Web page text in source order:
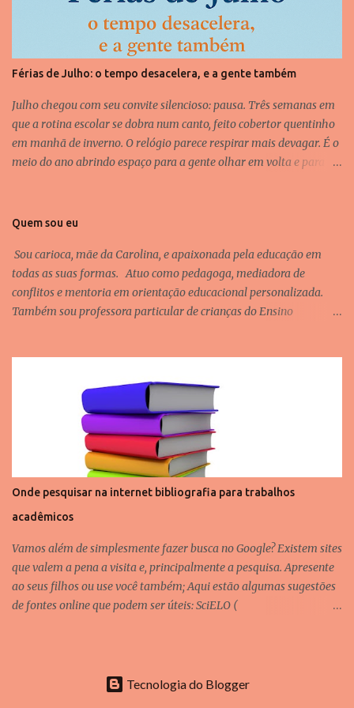
Férias de Julho: o tempo desacelera, e a gente também
Julho chegou com seu convite silencioso: pausa. Três semanas em
que a rotina escolar se dobra num canto, feito cobertor quentinho
em manhã de inverno. O relógio parece respirar mais devagar. É o
meio do ano abrindo espaço para a gente olhar em volta e para
risada no meio da tarde. Tem mesa desarrumada por mais tempo.
verdadeiro não precisa de grandes planos. Precisa de tempo, de
presença, de liberdade. É no brincar que as crianças descansam por
dentro. Elas revivem o que aprenderam, elaboram o que sentiram,
testam jeitos novos de ser. Brincar é linguagem, é conexão. E as
reler bilhetes antig...
Quem sou eu
Sou carioca, mãe da Carolina, e apaixonada pela educação em
todas as suas formas. Atuo como pedagoga, mediadora de
conflitos e mentoria em orientação educacional personalizada.
Também sou professora particular de crianças do Ensino
Alfabetização e Letramento. A Comunicação Não Violenta
transita por todas essas frentes, ajudando a criar ambientes de
estudo mais respeitosos e vínculos que fazem sentido. Produzo
materiais autorais, criei o projeto Amigo das Letras e mantenho
um podcast e um canal no YouTube onde compartilho reflexões
sobre educação, infância e conexão familiar.
Onde pesquisar na internet bibliografia para trabalhos
acadêmicos
Vamos além de simplesmente fazer busca no Google? Existem sites
que valem a pena a visita e, principalmente a pesquisa. Apresente
ao seus filhos ou use você também; Aqui estão algumas sugestões
de fontes online que podem ser úteis: SciELO (
ferramenta de pesquisa que permite encontrar artigos acadêmicos
Tecnologia do Blogger